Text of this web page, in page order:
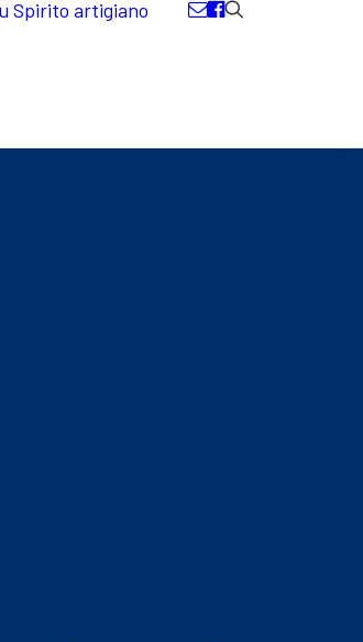
Spirito artigiano